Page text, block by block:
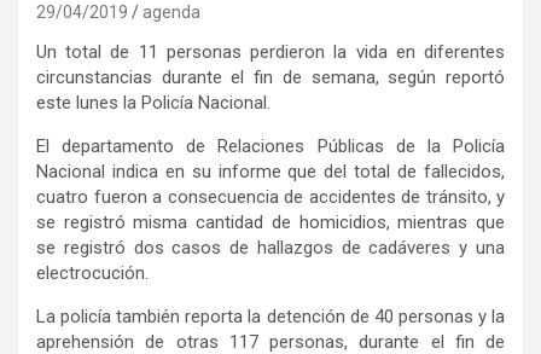
29/04/2019 agenda
Un total de 11 personas perdieron la vida en diferentes
circunstancias durante el fin de semana, según reportó
este lunes la Policía Nacional.
El departamento de Relaciones Públicas de la Policía
Nacional indica en su informe que del total de fallecidos,
cuatro fueron a consecuencia de accidentes de tránsito, y
se registró misma cantidad de homicidios, mientras que
se registró dos casos de hallazgos de cadáveres y una
electrocución.
La policía también reporta la detención de 40 personas y la
aprehensión de otras 117 personas, durante el fin de